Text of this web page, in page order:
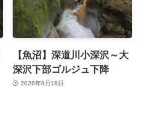
【魚沼】深道川小深沢～大
深沢下部ゴルジュ下降
2026年6月18日